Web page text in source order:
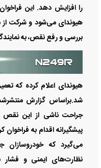
را افزایش دهد. این
هیوندای می‌شود و شرکت از
بررسی و رفع نقص، به
هیوندای اعلام کرده که
شد.براساس گزارش
جراحت ناشی از این نقص
پیشگیرانه اقدام به
می‌گیرد که خودروسازان
نظارت‌های ایمنی و فشار